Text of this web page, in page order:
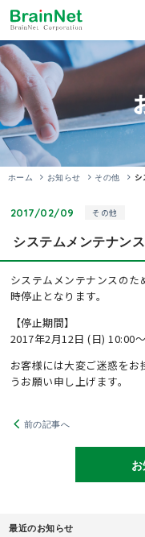
ホーム お知らせ その他
2017/02/09 その他
システムメンテナン
システムメンテナンスの
時停止となります。
【停止期間】
2017年2月12日 (日) 10:00
お客様には大変ご迷惑を
うお願い申し上げます。
前の記事へ
最近のお知らせ